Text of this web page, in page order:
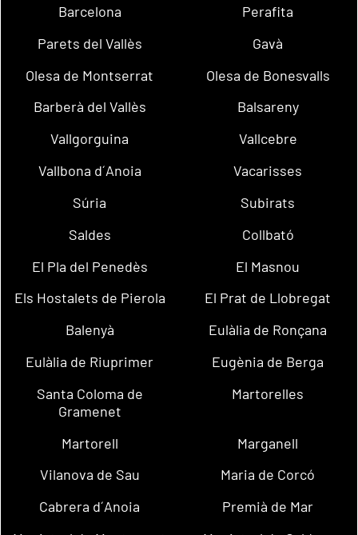
Barcelona
Perafita
Parets del Vallès
Gavà
Olesa de Montserrat
Olesa de Bonesvalls
Barberà del Vallès
Balsareny
Vallgorguina
Vallcebre
Vallbona d´Anoia
Vacarisses
Súria
Subirats
Saldes
Collbató
El Pla del Penedès
El Masnou
Els Hostalets de Pierola
El Prat de Llobregat
Balenyà
Eulàlia de Ronçana
Eulàlia de Riuprimer
Eugènia de Berga
Santa Coloma de
Gramenet
Martorelles
Martorell
Marganell
Vilanova de Sau
Maria de Corcó
Cabrera d´Anoia
Premià de Mar